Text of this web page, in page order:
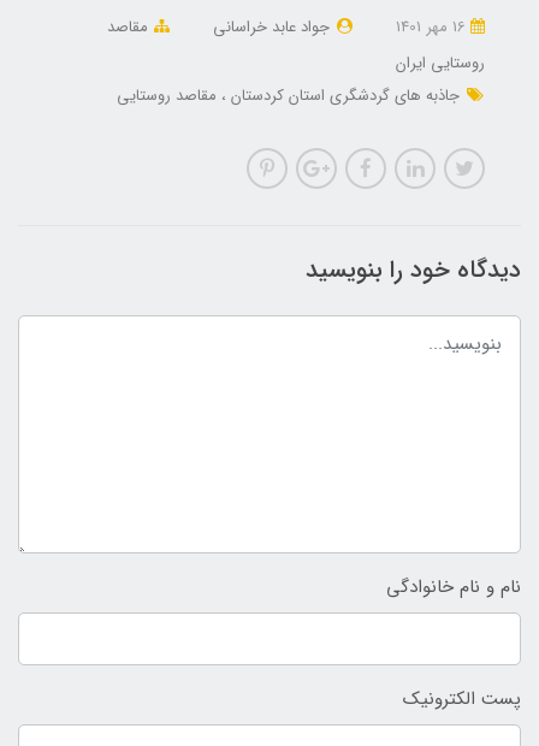
جواد عابد خراسانی
مقاصد
روستایی ایران
جاذبه های گردشگری استان کردستان
مقاصد روستایی
دیدگاه خود را بنویسید
نام و نام خانوادگی
پست الکترونیک